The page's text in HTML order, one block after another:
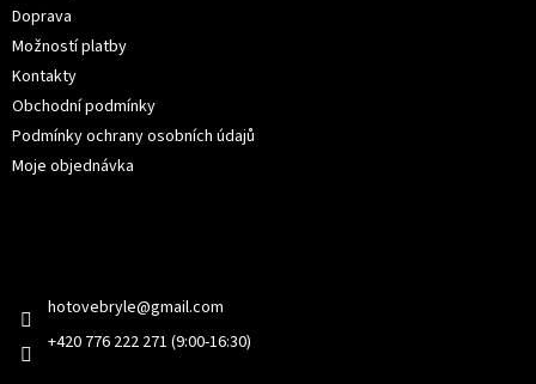
Doprava
Možností platby
Kontakty
Obchodní podmínky
Podmínky ochrany osobních údajů
Moje objednávka
hotovebryle@gmail.com
+420 776 222 271 (9:00-16:30)